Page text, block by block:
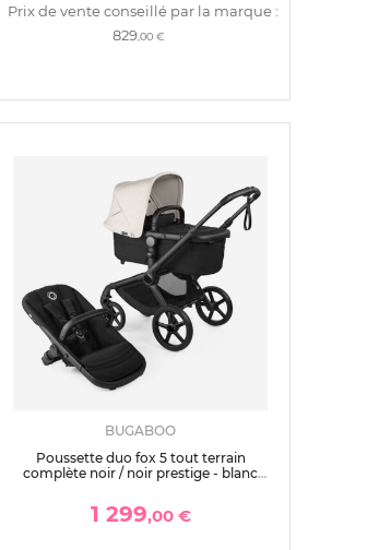
Prix de vente conseillé par la marque :
829,00 €
BUGABOO
Poussette duo fox 5 tout terrain
complète noir / noir prestige - blanc
1 299,00 €